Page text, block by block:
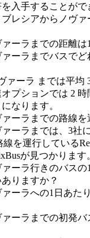
入手することがで
レシアからノヴ
ーラまでの距離は
ーラまでバスでど
ァーラ までは平均
プションでは 2 時
なります。
ーラまでの路線を
ーラまでは、3社
を運行している
が見つかります
ーラ行きのバス
りますか？
ーラへの1日あた
ーラまでの初発